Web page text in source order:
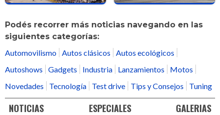
Podés recorrer más noticias navegando en las
siguientes categorías:
Automovilismo Autos clásicos
Autos ecológicos
Autoshows
Gadgets Industria Lanzamientos
Motos
Novedades
Tecnología Test drive Tips y Consejos Tuning
NOTICIAS ESPECIALES GALERIAS